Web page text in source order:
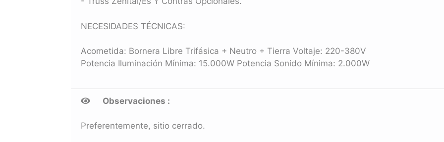
NECESIDADES TÉCNICAS:
Acometida: Bornera Libre Trifásica + Neutro + Tierra Voltaje: 220-380V
Potencia Iluminación Mínima: 15.000W Potencia Sonido Mínima: 2.000W
Observaciones :
Preferentemente, sitio cerrado.